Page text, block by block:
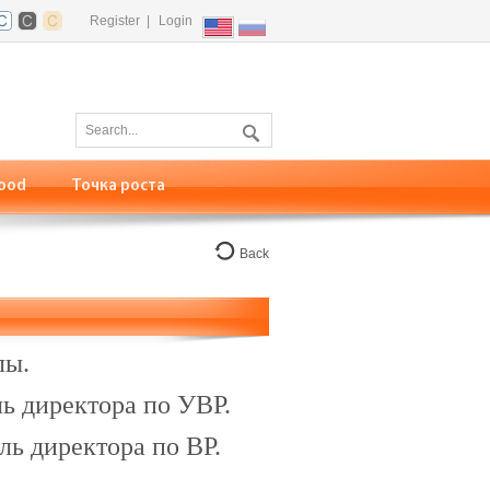
Register Login
Точка роста
Back
директора по УВР.
директора по ВР.